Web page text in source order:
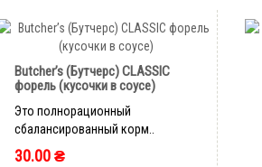
Butcher’s (Бутчерс) CLASSIC
форель (кусочки в соусе)
Это полнорационный
сбалансированный корм..
30.00 ₴